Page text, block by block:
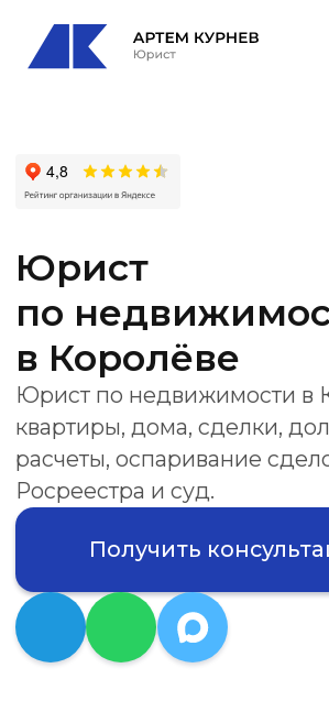
Юрист
в Королёве
Юрист по недвижимости в Королёве :
квартиры, дома, сделки, доли, БТИ,
расчеты, оспаривание сделок, решений
Росреестра и суд.
Получить консультацию